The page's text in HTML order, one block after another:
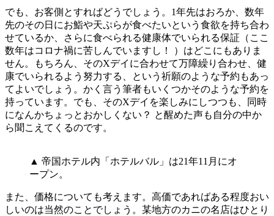
でも、お客側とすればどうでしょう。1年先はおろか、数年
先のその日にお鮨や天ぷらが食べたいという食欲を持ち合わ
せているか、さらに食べられる健康体でいられる保証（ここ
数年はコロナ禍に苦しんでいますし！ ）はどこにもありま
せん。もちろん、そのXデイに合わせて万障繰り合わせ、健
康でいられるよう努力する、という祈願のような予約もあっ
てよいでしょう。かく言う筆者もいくつかそのような予約を
持っています。でも、そのXデイを楽しみにしつつも、同時
になんかちょっとおかしくない？ と醒めた声も自分の中か
ら聞こえてくるのです。
▲ 帝国ホテル内「ホテルバル」は21年11月にオ
ープン。
また、価格についても考えます。高価であればある程度おい
しいのは当然のことでしょう。某地方のカニの名店はひとり